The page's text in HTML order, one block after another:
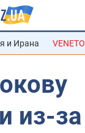
и Ирана VENETO
из-за